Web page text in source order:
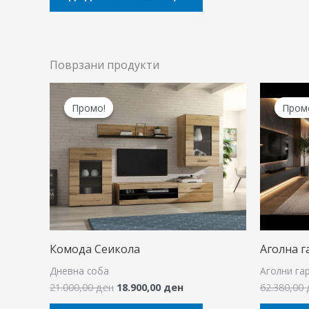
Поврзани продукти
Промо!
Промо!
Комода Сеикола
Дневна соба
21.000,00ден
Original
21.000,00 ден.
18.900,00 ден
Current
is:
18.900,00 ден.
Аголна
Аголни
62.380,00